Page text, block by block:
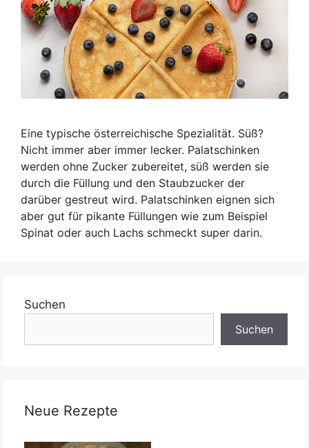
Eine typische österreichische Spezialität. Süß?
Nicht immer aber immer lecker. Palatschinken
werden ohne Zucker zubereitet, süß werden sie
durch die Füllung und den Staubzucker der
darüber gestreut wird. Palatschinken eignen sich
aber gut für pikante Füllungen wie zum Beispiel
Spinat oder auch Lachs schmeckt super darin.
Suchen
Suchen
Neue Rezepte